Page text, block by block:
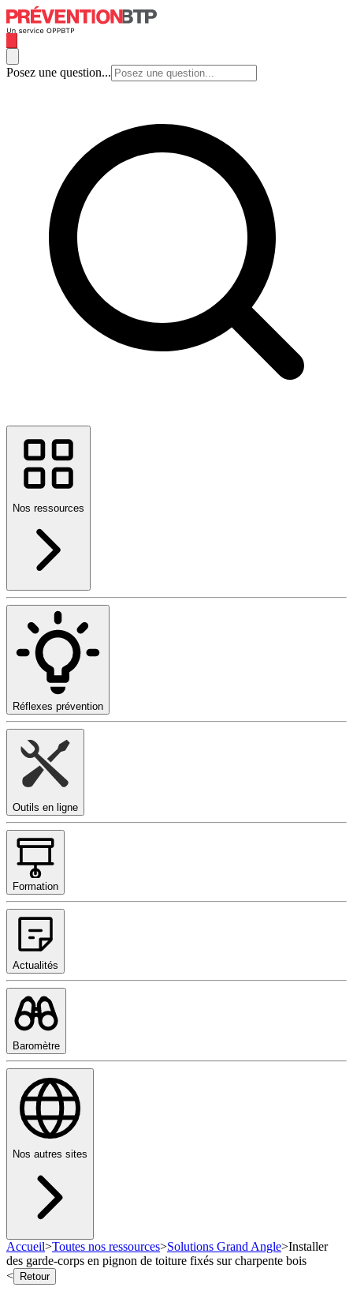
Posez une question...
Nos ressources
Réflexes prévention
Outils en ligne
Formation
Actualités
Baromètre
Nos autres sites
Accueil>Toutes nos ressources>Solutions Grand Angle>Installer
des garde-corps en pignon de toiture fixés sur charpente bois
<
Retour